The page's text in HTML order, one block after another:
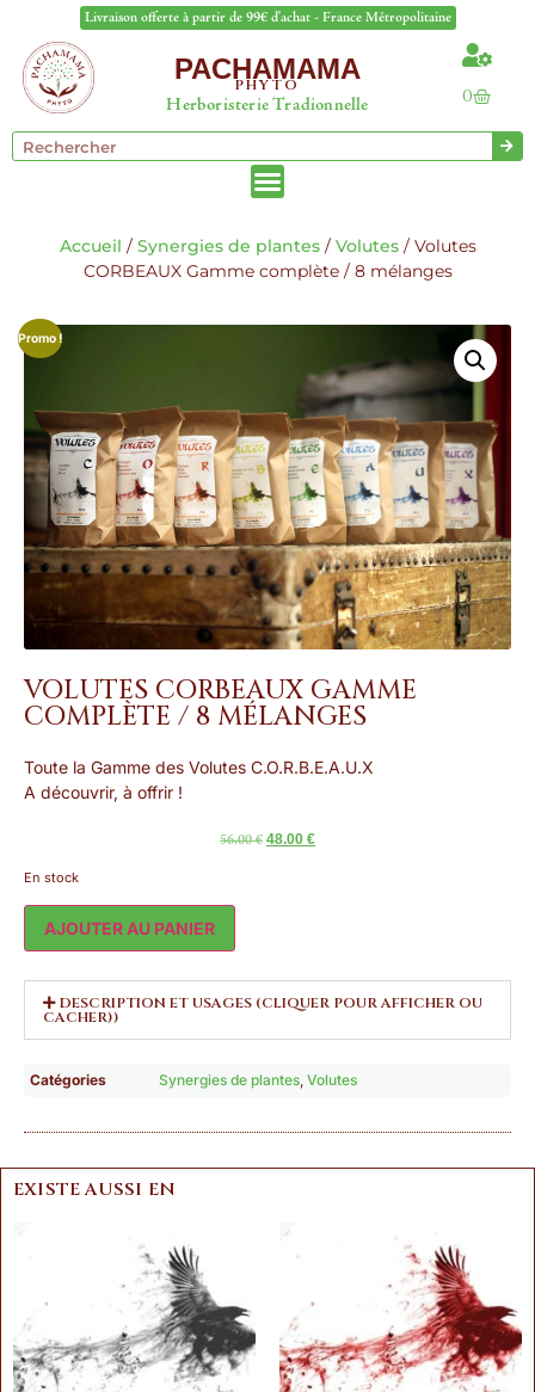
Livraison offerte à partir de 99€ d'achat - France Métropolitaine
PACHAMAMA
PHYTO
Herboristerie Tradionnelle 0
Accueil / Synergies de plantes/ Volutes/ Volutes
CORBEAUX Gamme complète / 8 mélanges
Promo !
VOLUTES CORBEAUX GAMME
COMPLÈTE / 8 MÉLANGES
Toute la Gamme des Volutes C.O.R.B.E.A.U.X
A découvrir, à offrir !
56.00€ 48.00 €
En stock
AJOUTER AU PANIER
DESCRIPTION ET USAGES (CLIQUER POUR AFFICHER OU
CACHER))
Catégories Synergies de plantes Volutes
EXISTE AUSSI EN